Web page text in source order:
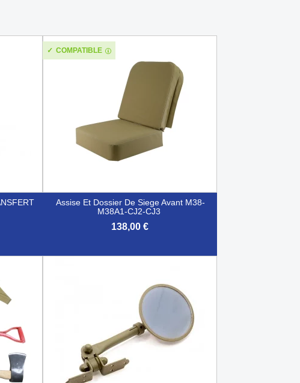
Assise Et Dossier De Siege Avant M38-
M38A1-CJ2-CJ3
138,00 €
COMPATIBLE